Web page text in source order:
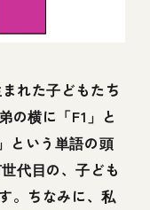
れた子どもたち
の横に「F1」と
という単語の頭
代目の、子ども
。ちなみに、私